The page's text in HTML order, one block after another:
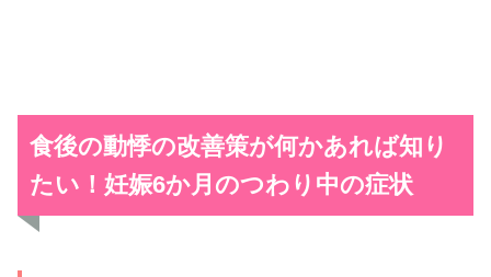
食後の動悸の改善策が何かあれば知り
たい！妊娠6か月のつわり中の症状